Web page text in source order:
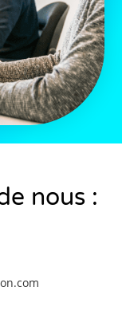
nous :